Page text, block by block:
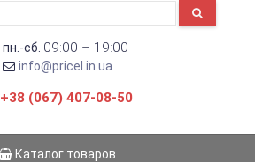
пн.-сб. 09:00 – 19:00
info@pricel.in.ua
+38 (067) 407-08-50
Каталог товаров